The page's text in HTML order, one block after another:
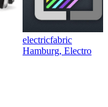
electricfabric
Hamburg, Electro